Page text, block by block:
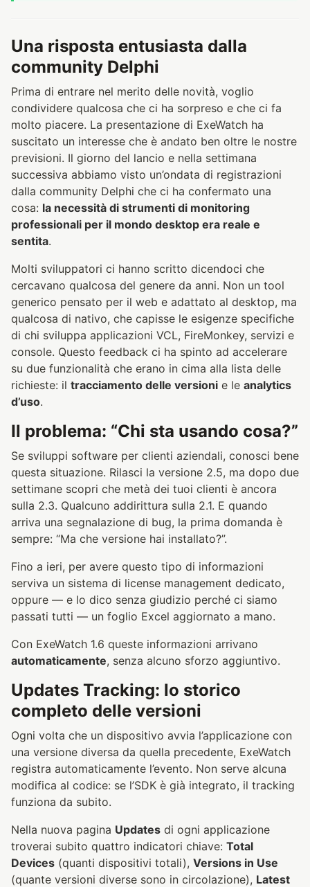
Una risposta entusiasta dalla
community Delphi
Prima di entrare nel merito delle novità, voglio
condividere qualcosa che ci ha sorpreso e che ci fa
molto piacere. La presentazione di ExeWatch ha
suscitato un interesse che è andato ben oltre le nostre
previsioni. Il giorno del lancio e nella settimana
successiva abbiamo visto un’ondata di registrazioni
dalla community Delphi che ci ha confermato una
cosa: la necessità di strumenti di monitoring
professionali per il mondo desktop era reale e
sentita.
Molti sviluppatori ci hanno scritto dicendoci che
cercavano qualcosa del genere da anni. Non un tool
generico pensato per il web e adattato al desktop, ma
qualcosa di nativo, che capisse le esigenze specifiche
di chi sviluppa applicazioni VCL, FireMonkey, servizi e
console. Questo feedback ci ha spinto ad accelerare
su due funzionalità che erano in cima alla lista delle
richieste: il tracciamento delle versioni e le analytics
d’uso.
Il problema: “Chi sta usando cosa?”
Se sviluppi software per clienti aziendali, conosci bene
questa situazione. Rilasci la versione 2.5, ma dopo due
settimane scopri che metà dei tuoi clienti è ancora
sulla 2.3. Qualcuno addirittura sulla 2.1. E quando
arriva una segnalazione di bug, la prima domanda è
sempre: “Ma che versione hai installato?”.
Fino a ieri, per avere questo tipo di informazioni
serviva un sistema di license management dedicato,
oppure — e lo dico senza giudizio perché ci siamo
passati tutti — un foglio Excel aggiornato a mano.
Con ExeWatch 1.6 queste informazioni arrivano
automaticamente, senza alcuno sforzo aggiuntivo.
Updates Tracking: lo storico
completo delle versioni
Ogni volta che un dispositivo avvia l’applicazione con
una versione diversa da quella precedente, ExeWatch
registra automaticamente l’evento. Non serve alcuna
modifica al codice: se l’SDK è già integrato, il tracking
funziona da subito.
Nella nuova pagina Updates di ogni applicazione
troverai subito quattro indicatori chiave: Total
Devices (quanti dispositivi totali), Versions in Use
(quante versioni diverse sono in circolazione), Latest